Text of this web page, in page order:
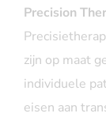
Precision
zijn op maat
individuele
eisen aan